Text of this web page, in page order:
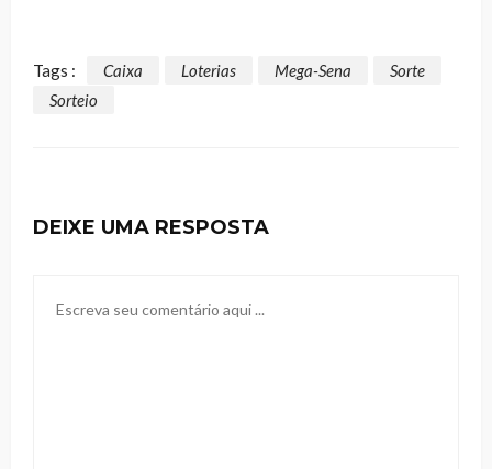
Tags : Caixa Loterias Mega-Sena
Sorte
Sorteio
DEIXE UMA RESPOSTA